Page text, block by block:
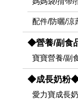
配件/防曬/涼
◆營養/副食
寶寶營養/副
◆成長奶粉
愛力寶成長